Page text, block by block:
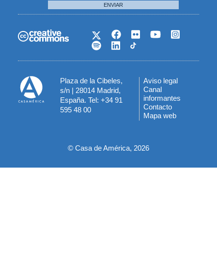
ENVIAR
Plaza de la Cibeles,
s/n | 28014 Madrid,
España. Tel: +34 91
595 48 00
Menú
del
pie
Aviso legal
Canal
informantes
Contacto
Mapa web
© Casa de América, 2026